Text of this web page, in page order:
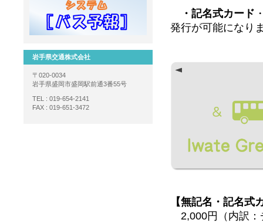
・記名式カード
発行が可能になり
【無記名・記名式
2,000円（内訳
岩手県交通株式会社
〒020-0034
岩手県盛岡市盛岡駅前通3番55号
TEL : 019-654-2141
FAX : 019-651-3472